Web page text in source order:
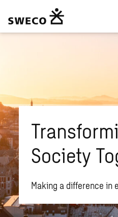
Society
Making a difference in
Hva ser du etter?